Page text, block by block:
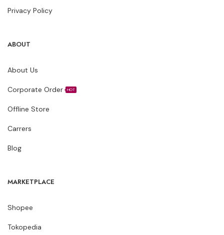
Privacy Policy
ABOUT
About Us
Corporate Order HOT
Offline Store
Carrers
Blog
MARKETPLACE
Shopee
Tokopedia